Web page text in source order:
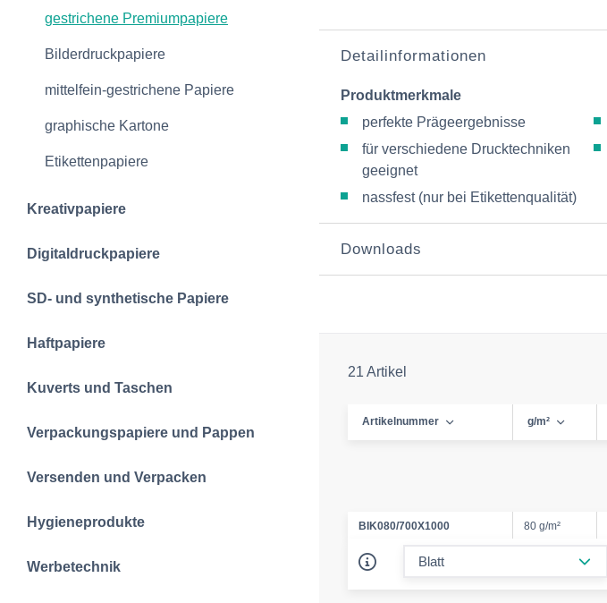
gestrichene Premiumpapiere
Bilderdruckpapiere
mittelfein-gestrichene Papiere
graphische Kartone
Etikettenpapiere
Kreativpapiere
Digitaldruckpapiere
SD- und synthetische Papiere
Haftpapiere
Kuverts und Taschen
Verpackungspapiere und Pappen
Versenden und Verpacken
Hygieneprodukte
Werbetechnik
Detailinformationen
Produktmerkmale
perfekte Prägeergebnisse
für verschiedene Drucktechniken
geeignet
nassfest (nur bei Etikettenqualität)
Downloads
21 Artikel
Artikelnummer g/m²
BIK080/700X1000 80 g/m²